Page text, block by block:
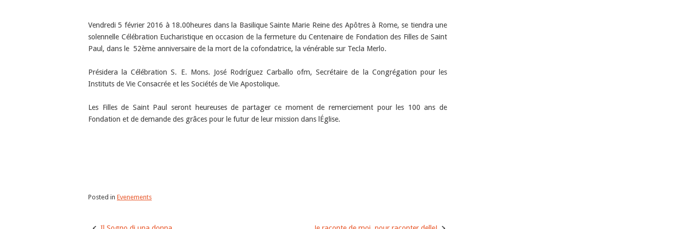
Vendredi 5 février 2016 à 18.00heures dans la Basilique Sainte Marie Reine des Apôtres à Rome, se tiendra une
solennelle Célébration Eucharistique en occasion de la fermeture du Centenaire de Fondation des Filles de Saint
Paul, dans le 52ème anniversaire de la mort de la cofondatrice, la vénérable sur Tecla Merlo.
Présidera la Célébration S. E. Mons. José Rodríguez Carballo ofm, Secrétaire de la Congrégation pour les
Instituts de Vie Consacrée et les Sociétés de Vie Apostolique.
Les Filles de Saint Paul seront heureuses de partager ce moment de remerciement pour les 100 ans de
Fondation et de demande des grâces pour le futur de leur mission dans lÉglise.
Posted in Evenements